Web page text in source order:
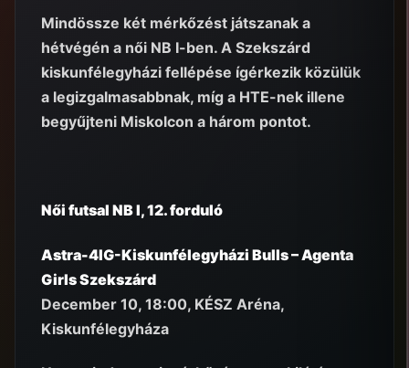
Mindössze két mérkőzést játszanak a
hétvégén a női NB I-ben. A Szekszárd
kiskunfélegyházi fellépése ígérkezik közülük
a legizgalmasabbnak, míg a HTE-nek illene
begyűjteni Miskolcon a három pontot.
Női futsal NB I, 12. forduló
Astra-4IG-Kiskunfélegyházi Bulls – Agenta
Girls Szekszárd
December 10, 18:00, KÉSZ Aréna,
Kiskunfélegyháza